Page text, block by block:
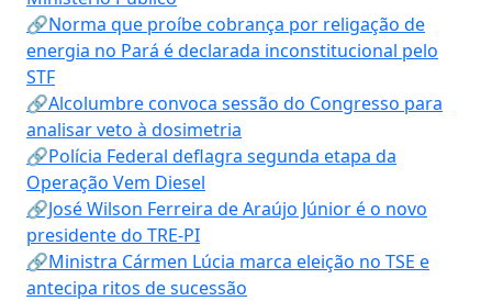
🔗Norma que proíbe cobrança por religação de
energia no Pará é declarada inconstitucional pelo
STF
🔗Alcolumbre convoca sessão do Congresso para
analisar veto à dosimetria
🔗Polícia Federal deflagra segunda etapa da
Operação Vem Diesel
🔗José Wilson Ferreira de Araújo Júnior é o novo
presidente do TRE-PI
🔗Ministra Cármen Lúcia marca eleição no TSE e
antecipa ritos de sucessão